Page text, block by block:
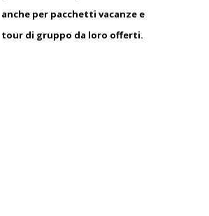
anche per pacchetti vacanze e
tour di gruppo da loro offerti.